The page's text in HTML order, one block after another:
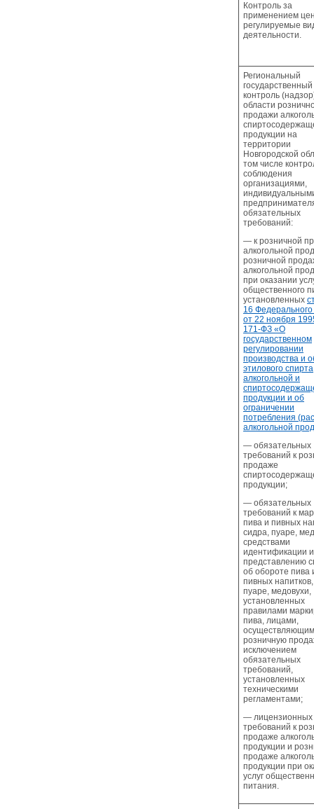
Контроль за
применением
регулируемые
деятельности.
Региональный
государственный
контроль
области
продажи
продукции на
территории
Новгородской
том числе
соблюдения
организациями,
обязательных
требований:
— к розничной
алкогольной
розничной
алкогольной
при оказании
общественного
установленных
16 Федерального
от 22 ноября
171-ФЗ «О
государственном
регулировании
производства и
этилового
алкогольной и
продукции и об
ограничении
потребления
алкогольной
— обязательных
требований к
продаже
продукции;
— обязательных
требований к
пива и пивных
сидра, пуаре,
средствами
идентификации и
представлению
об обороте пива
пивных
пуаре, медовухи,
установленных
правилами
пива, лицами,
розничную
исключением
обязательных
требований,
установленных
техническими
регламентами;
— лицензионных
требований к
продаже
продукции и
продаже
продукции при
услуг
питания.